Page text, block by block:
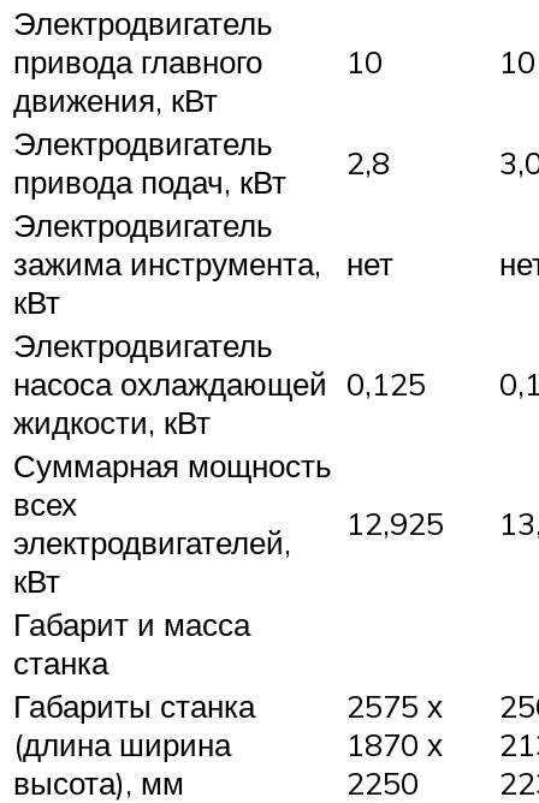
Электродвигатель
привода главного
движения, кВт
10 10
Электродвигатель
привода подач, кВт
2,8
Электродвигатель
зажима инструмента,
кВт
нет
Электродвигатель
насоса охлаждающей
жидкости, кВт
0,125
Суммарная мощность
всех
электродвигателей,
кВт
12,925
Габарит и масса
станка
Габариты станка
(длина ширина
высота), мм
2575 х
1870 х
2250